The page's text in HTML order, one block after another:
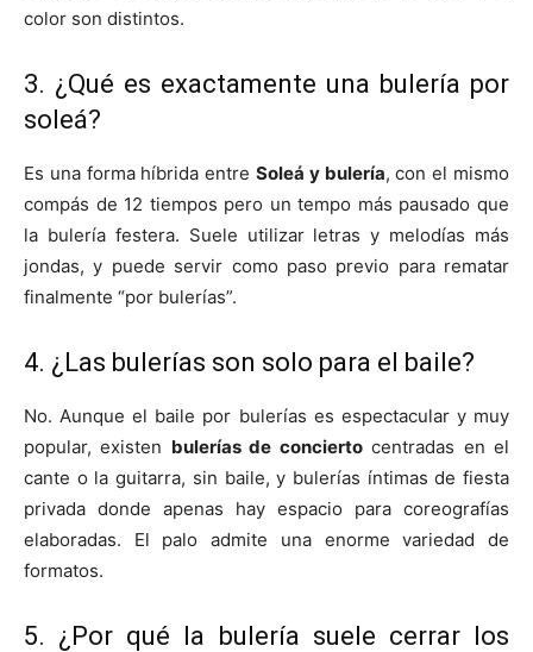
color son distintos.
3. ¿Qué es exactamente una bulería por
soleá?
Es una forma híbrida entre Soleá y bulería, con el mismo
compás de 12 tiempos pero un tempo más pausado que
la bulería festera. Suele utilizar letras y melodías más
jondas, y puede servir como paso previo para rematar
finalmente “por bulerías”.
4. ¿Las bulerías son solo para el baile?
No. Aunque el baile por bulerías es espectacular y muy
popular, existen bulerías de conciertocentradas en el
cante o la guitarra, sin baile, y bulerías íntimas de fiesta
privada donde apenas hay espacio para coreografías
elaboradas. El palo admite una enorme variedad de
formatos.
5. ¿Por qué la bulería suele cerrar los